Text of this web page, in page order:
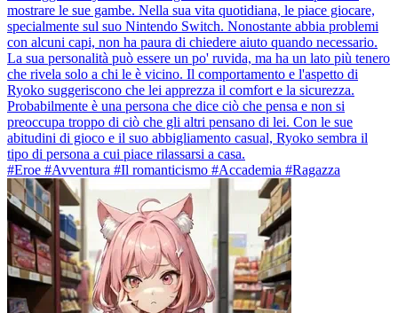
mostrare le sue gambe. Nella sua vita quotidiana, le piace giocare,
specialmente sul suo Nintendo Switch. Nonostante abbia problemi
con alcuni capi, non ha paura di chiedere aiuto quando necessario.
La sua personalità può essere un po' ruvida, ma ha un lato più tenero
che rivela solo a chi le è vicino. Il comportamento e l'aspetto di
Ryoko suggeriscono che lei apprezza il comfort e la sicurezza.
Probabilmente è una persona che dice ciò che pensa e non si
preoccupa troppo di ciò che gli altri pensano di lei. Con le sue
abitudini di gioco e il suo abbigliamento casual, Ryoko sembra il
tipo di persona a cui piace rilassarsi a casa.
#Eroe #Avventura #Il romanticismo #Accademia #Ragazza